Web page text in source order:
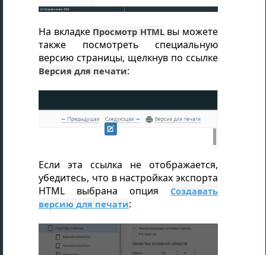
На вкладке Просмотр HTMLвы можете
также посмотреть специальную
версию страницы, щелкнув по ссылке
Версия для печати:
Если эта ссылка не отображается,
убедитесь, что в настройках экспорта
HTML выбрана опция Создавать
версию для печати: